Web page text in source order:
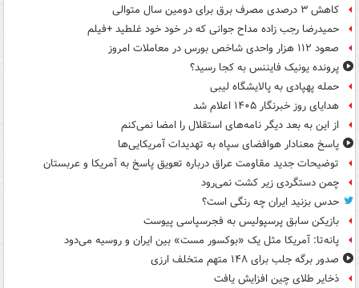
کاهش ۳ درصدی مصرف برق برای دومین سال متوالی
حمیدرضا رجب زاده مداح جوانی که در خود خود غلطید +فیلم
صعود ۱۱۲ هزار واحدی شاخص بورس در معاملات امروز
پرونده یونیک فایننس به کجا رسید؟
حمله پهپادی به پالایشگاه لیبی
هدایای روز خبرنگار ۱۴۰۵ اعلام شد
از این به بعد دیگر نامه‌های استقلال را امضا نمی‌کنم
پاسخ معنادار هوافضای سپاه به تهدیدات آمریکایی‌ها
توضیحات جدید مقاومت عراق درباره تعویق پاسخ به آمریکا و عربستان
چمن دستگردی زیر کشت نمی‌رود
حدس بزنید ایران چه رنگی است؟
بازیکن سابق پرسپولیس به فجرسپاسی پیوست
پانه‌تا: آمریکا مثل یک «بوکسور مست» بین ایران و روسیه می‌دود
صدور برگه جلب برای ۱۴۸ متهم متخلف ارزی
ذخایر طلای چین افزایش یافت